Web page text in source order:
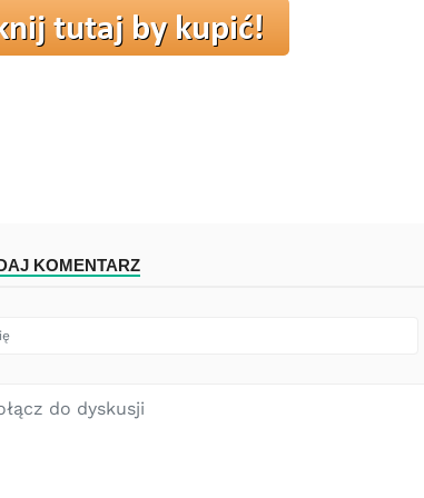
KOMENTARZ